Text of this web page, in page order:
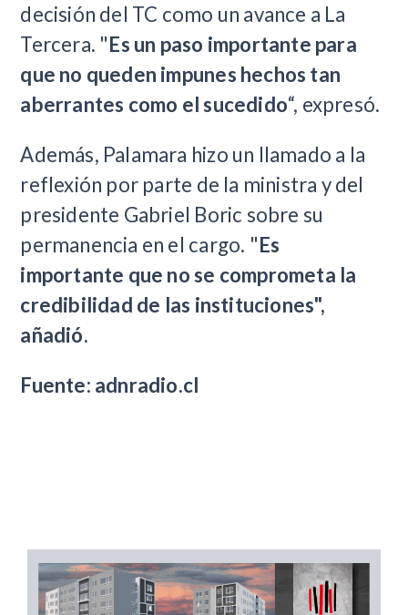
decisión del TC como un avance a La
Tercera. "Es un paso importante para
que no queden impunes hechos tan
aberrantes como el sucedido“, expresó.
Además, Palamara hizo un llamado a la
reflexión por parte de la ministra y del
presidente Gabriel Boric sobre su
permanencia en el cargo. "Es
importante que no se comprometa la
credibilidad de las instituciones",
añadió.
Fuente: adnradio.cl